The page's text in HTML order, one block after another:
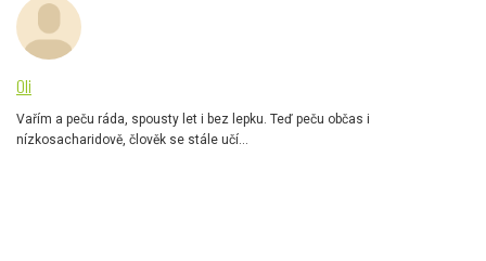
Oli
Vařím a peču ráda, spousty let i bez lepku. Teď peču občas i
nízkosacharidově, člověk se stále učí...